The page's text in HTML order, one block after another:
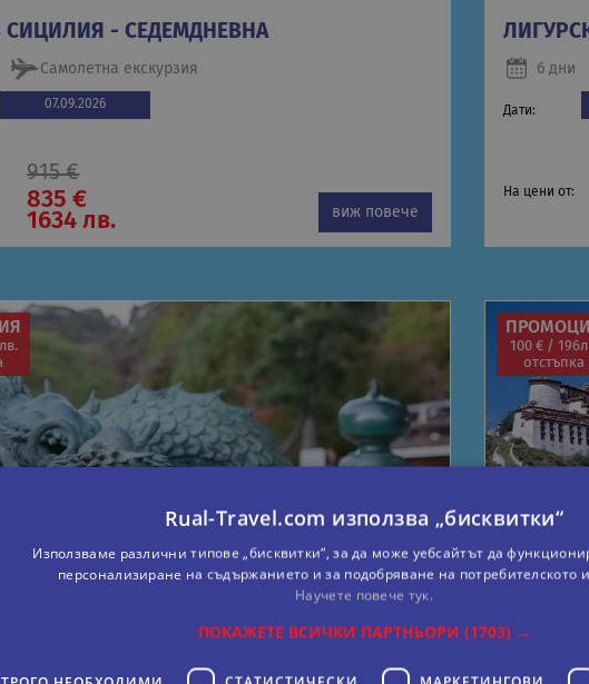
СИЦИЛИЯ - СЕДЕМДНЕВНА
Самолетна екскурзия
07.09.2026
915 €
835 €
1634 лв.
виж повече
6 дни
Дати:
На цени от:
100 € /
отстъпка
Rual-Travel.com използва „бисквитки“
Използваме различни типове „бисквитки“, за да може уебсайтът да
персонализиране на съдържанието и за подобряване на потребителското
Научете повече тук.
ПОКАЖЕТЕ ВСИЧКИ ПАРТНЬОРИ (1703) →